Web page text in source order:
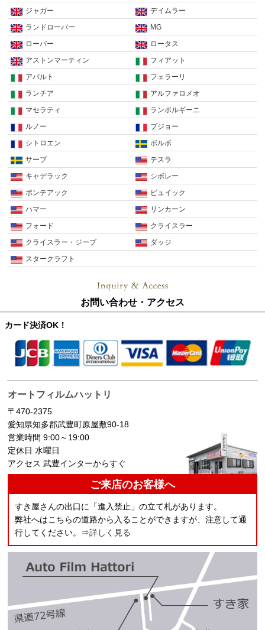
ジャガー
デイムラー
ランドローバー
MG
ローバー
ロータス
アストンマーティン
フィアット
アバルト
フェラーリ
ランチア
アルファロメオ
マセラティ
ランボルギーニ
ルノー
プジョー
シトロエン
ボルボ
サーブ
テスラ
キャデラック
シボレー
ポンテアック
ビュイック
ハマー
リンカーン
フォード
クライスラー
クライスラー・ジープ
ダッジ
スタークラフト
お問い合わせ・アクセス
カード決済OK！
オートフィルムハットリ
〒470-2375
愛知県知多郡武豊町原屋敷90-18
営業時間 9:00～19:00
定休日 水曜日
アクセス 武豊インターからすぐ
ご来店のお客様へ
すき屋さんの出口に「進入禁止」の立て札があります。
弊社へはこちらの道路から入ることができますが、注意して通
行してください。 ⇒詳しく見る